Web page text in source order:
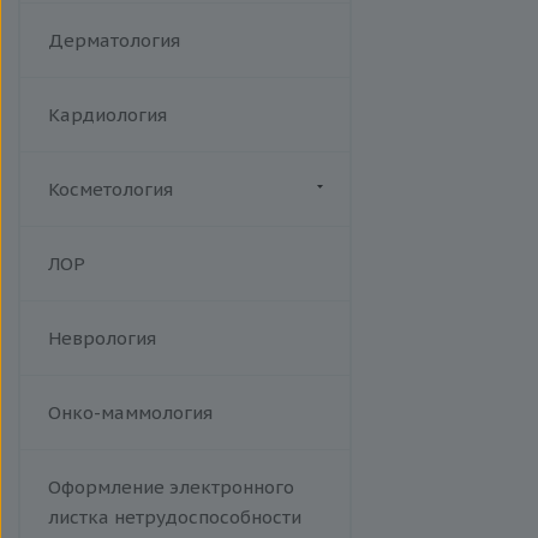
Дерматология
Кардиология
Косметология
Ботулотоксин
Лазерная эпиляция
Проведение эпиляции.
Тредлифтинг
Уходы
ЛОР
Неврология
Онко-маммология
Оформление электронного
листка нетрудоспособности